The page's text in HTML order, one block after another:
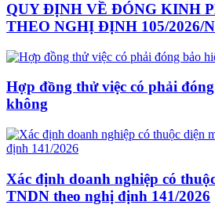
QUY ĐỊNH VỀ ĐÓNG KINH
THEO NGHỊ ĐỊNH 105/2026/
Hợp đồng thử việc có phải
không
Xác định doanh nghiệp có
TNDN theo nghị định 141/2026